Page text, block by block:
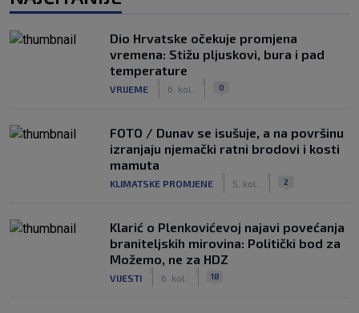
Dio Hrvatske očekuje promjena
vremena: Stižu pljuskovi, bura i pad
temperature
VRIJEME 6. kol. 0
FOTO / Dunav se isušuje, a na površinu
izranjaju njemački ratni brodovi i kosti
mamuta
KLIMATSKE PROMJENE 5. kol. 2
Klarić o Plenkovićevoj najavi povećanja
braniteljskih mirovina: Politički bod za
Možemo, ne za HDZ
VIJESTI 6. kol. 18